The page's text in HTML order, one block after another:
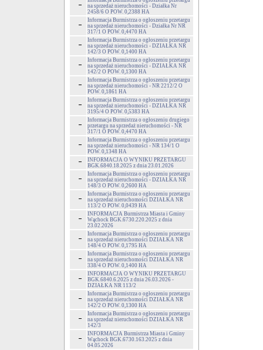
na sprzedaż nieruchomości - Działka Nr
2458/6 O POW. 0,2388 HA
Informacja Burmistrza o ogłoszeniu przetargu
na sprzedaż nieruchomości - Działka Nr NR
317/1 O POW. 0,4470 HA
Informacja Burmistrza o ogłoszeniu przetargu
na sprzedaż nieruchomości - DZIAŁKA NR
142/3 O POW. 0,1400 HA
Informacja Burmistrza o ogłoszeniu przetargu
na sprzedaż nieruchomości - DZIAŁKA NR
142/2 O POW. 0,1300 HA
Informacja Burmistrza o ogłoszeniu przetargu
na sprzedaż nieruchomości - NR 2212/2 O
POW. 0,1861 HA
Informacja Burmistrza o ogłoszeniu przetargu
na sprzedaż nieruchomości - DZIAŁKA NR
3195/4 O POW. 0,5383 HA
Informacja Burmistrza o ogłoszeniu drugiego
przetargu na sprzedaż nieruchomości - NR
317/1 O POW. 0,4470 HA
Informacja Burmistrza o ogłoszeniu przetargu
na sprzedaż nieruchomości - NR 134/1 O
POW. 0,1348 HA
INFORMACJA O WYNIKU PRZETARGU
BGK.6840.18.2025 z dnia 23.01.2026
Informacja Burmistrza o ogłoszeniu przetargu
na sprzedaż nieruchomości - DZIAŁKA NR
148/3 O POW. 0,2600 HA
Informacja Burmistrza o ogłoszeniu przetargu
na sprzedaż nieruchomości DZIAŁKA NR
113/2 O POW. 0,0439 HA
INFORMACJA Burmistrza Miasta i Gminy
Wąchock BGK.6730.220.2025 z dnia
23.02.2026
Informacja Burmistrza o ogłoszeniu przetargu
na sprzedaż nieruchomości DZIAŁKA NR
148/4 O POW. 0,1795 HA
Informacja Burmistrza o ogłoszeniu przetargu
na sprzedaż nieruchomości DZIAŁKA NR
338/4 O POW. 0,1400 HA
INFORMACJA O WYNIKU PRZETARGU
BGK.6840.6.2025 z dnia 26.03.2026 -
DZIAŁKA NR 113/2
Informacja Burmistrza o ogłoszeniu przetargu
na sprzedaż nieruchomości DZIAŁKA NR
142/2 O POW. 0,1300 HA
Informacja Burmistrza o ogłoszeniu przetargu
na sprzedaż nieruchomości DZIAŁKA NR
142/3
INFORMACJA Burmistrza Miasta i Gminy
Wąchock BGK.6730.163.2025 z dnia
04.05.2026